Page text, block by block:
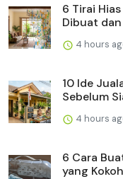
6 Tirai
Dibuat dan
4 hours
10 Ide
Sebelum
4 hours
6 Cara
yang